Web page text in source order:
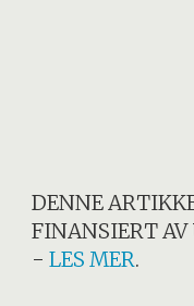
DENNE
FINANSIERT AV
-LES MER.